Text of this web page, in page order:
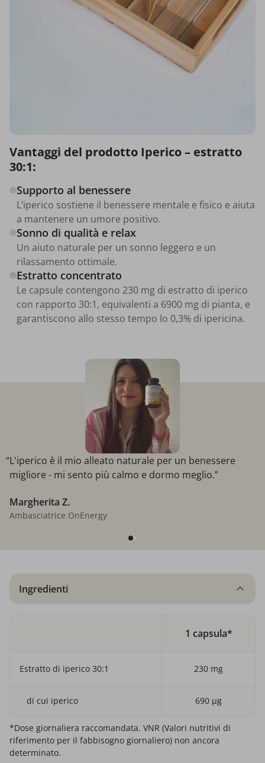
Vantaggi del prodotto Iperico – estratto
30:1:
Supporto al benessere
L’iperico sostiene il benessere mentale e fisico e aiuta
a mantenere un umore positivo.
Sonno di qualità e relax
Un aiuto naturale per un sonno leggero e un
rilassamento ottimale.
Estratto concentrato
Le capsule contengono 230 mg di estratto di iperico
con rapporto 30:1, equivalenti a 6900 mg di pianta, e
garantiscono allo stesso tempo lo 0,3% di ipericina.
“L'iperico è il mio alleato naturale per un benessere
migliore - mi sento più calmo e dormo meglio.”
Margherita Z.
Ambasciatrice OnEnergy
Ingredienti
1 capsula*
Estratto di iperico 30:1 230 mg
di cui iperico 690 µg
*Dose giornaliera raccomandata. VNR (Valori nutritivi di
riferimento per il fabbisogno giornaliero) non ancora
determinato.